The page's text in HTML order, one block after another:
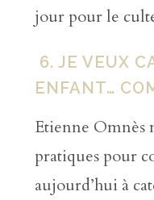
jour pour le
6. JE VEUX
ENFANT…
Etienne Omnès
pratiques pour
aujourd’hui à